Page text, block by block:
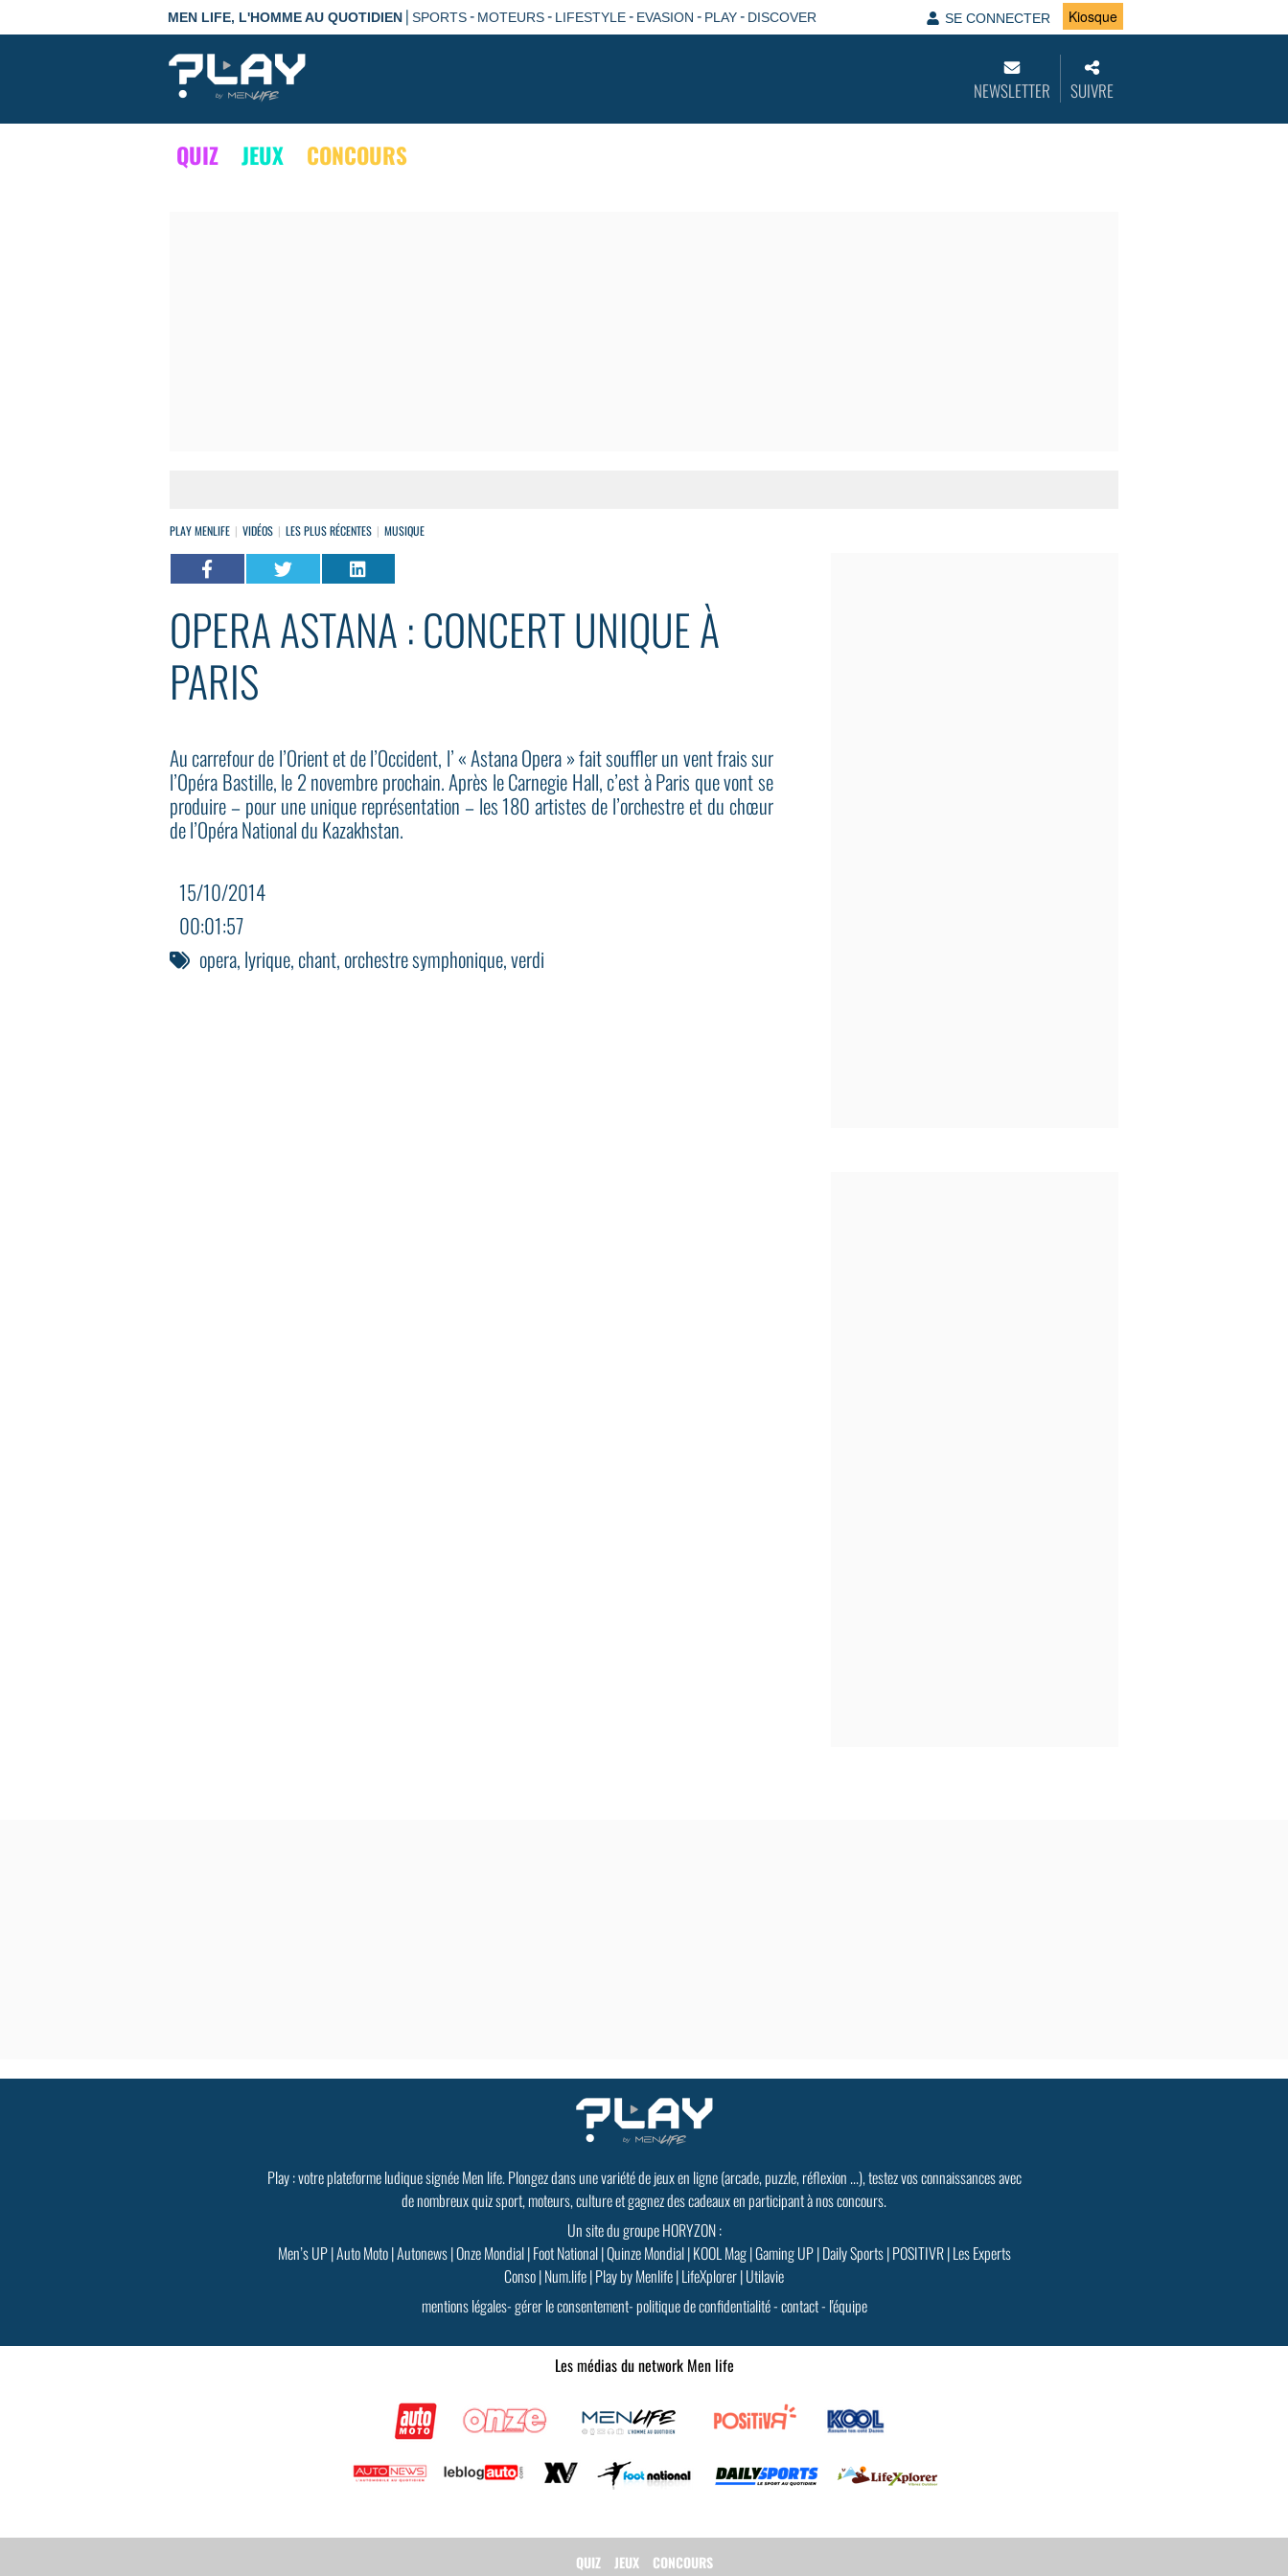
MEN LIFE, L'HOMME AU QUOTIDIEN | SPORTS- MOTEURS- LIFESTYLE- EVASION - PLAY- DISCOVER SE CONNECTER Kiosque
NEWSLETTER SUIVRE
QUIZ JEUX CONCOURS
PLAY MENLIFE VIDÉOS LES PLUS RÉCENTES MUSIQUE
OPERA ASTANA : CONCERT UNIQUE À
PARIS
Au carrefour de l’Orient et de l’Occident, l’ « Astana Opera » fait souffler un vent frais sur
l’Opéra Bastille, le 2 novembre prochain. Après le Carnegie Hall, c’est à Paris que vont se
produire – pour une unique représentation – les 180 artistes de l’orchestre et du chœur
de l’Opéra National du Kazakhstan.
15/10/2014
00:01:57
opera,lyrique,chant,orchestre symphonique,verdi
Play : votre plateforme ludique signée Men life. Plongez dans une variété de jeux en ligne (arcade, puzzle, réflexion ...), testez vos connaissances avec
de nombreux quiz sport, moteurs, culture et gagnez des cadeaux en participant à nos concours.
Un site du groupe HORYZON :
Men’s UP|Auto Moto|Autonews|Onze Mondial|Foot National|Quinze Mondial|KOOL Mag|Gaming UP|Daily Sports|POSITIVR|Les Experts
Conso|Num.life|Play by Menlife|LifeXplorer|Utilavie
mentions légales-gérer le consentement-politique de confidentialité-contact- l'équipe
Les médias du network Men life
QUIZ JEUX CONCOURS